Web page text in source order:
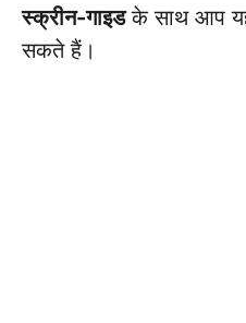
स्क्रीन-गाइडके साथ आप
सकते हैं।